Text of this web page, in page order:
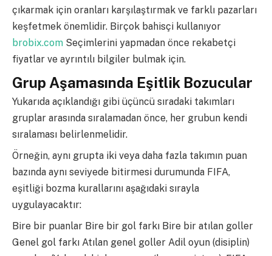
çıkarmak için oranları karşılaştırmak ve farklı pazarları
keşfetmek önemlidir. Birçok bahisçi kullanıyor
brobix.com Seçimlerini yapmadan önce rekabetçi
fiyatlar ve ayrıntılı bilgiler bulmak için.
Grup Aşamasında Eşitlik Bozucular
Yukarıda açıklandığı gibi üçüncü sıradaki takımları
gruplar arasında sıralamadan önce, her grubun kendi
sıralaması belirlenmelidir.
Örneğin, aynı grupta iki veya daha fazla takımın puan
bazında aynı seviyede bitirmesi durumunda FIFA,
eşitliği bozma kurallarını aşağıdaki sırayla
uygulayacaktır:
Bire bir puanlar Bire bir gol farkı Bire bir atılan goller
Genel gol farkı Atılan genel goller Adil oyun (disiplin)